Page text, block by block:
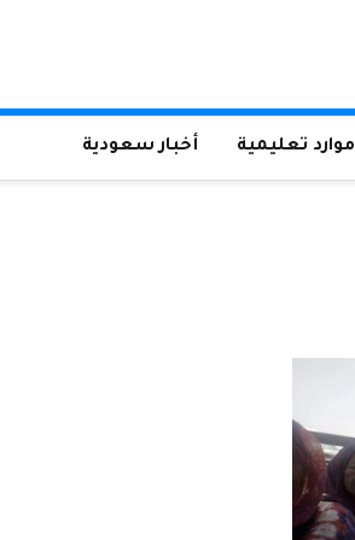
موارد تعليمية أخبار سعودية